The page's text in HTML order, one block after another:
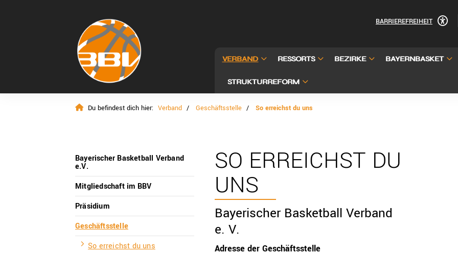
BARRIEREFREIHEIT
VERBAND RESSORTS BEZIRKE BAYERNBASKET
STRUKTURREFORM
Du befindest dich hier: Verband Geschäftsstelle So erreichst du uns
SO ERREICHST DU
UNS
Bayerischer Basketball Verband
e. V.
Adresse der Geschäftsstelle
Bayerischer Basketball Verband
e.V.
Mitgliedschaft im BBV
Präsidium
Geschäftsstelle
So erreichst du uns